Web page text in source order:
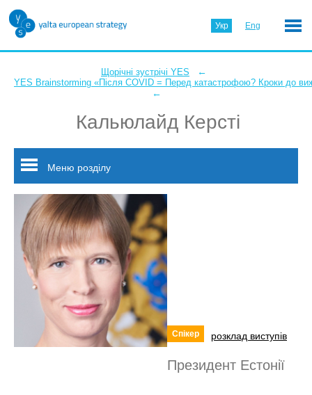
Укр Eng
Щорічні зустрічі YES ←
YES Brainstorming «Після COVID = Перед катастрофою? Кроки до
←
Кальюлайд Керсті
Меню розділу
Спікер розклад виступів
Президент Естонії